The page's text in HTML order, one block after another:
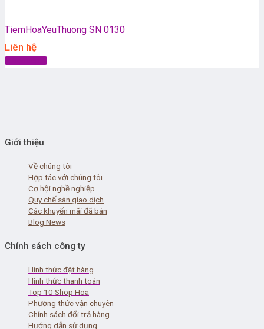
TiemHoaYeuThuong SN 0130
Liên hệ
Giới thiệu
Về chúng tôi
Hợp tác với chúng tôi
Cơ hội nghề nghiệp
Quy chế sàn giao dịch
Các khuyến mãi đã bán
Blog News
Chính sách công ty
Hình thức đặt hàng
Hình thức thanh toán
Top 10 Shop Hoa
Phương thức vận chuyên
Chính sách đổi trả hàng
Hướng dẫn sử dụng